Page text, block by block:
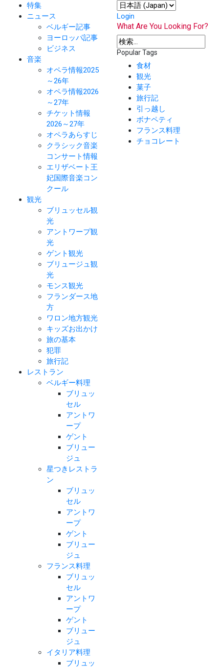
特集
ニュース
ベルギー記事
ヨーロッパ記事
ビジネス
音楽
オペラ情報2025
～26年
オペラ情報2026
～27年
チケット情報
2026～27年
オペラあらすじ
クラシック音楽
コンサート情報
エリザベート王
妃国際音楽コン
クール
観光
ブリュッセル観
光
アントワープ観
光
ゲント観光
ブリュージュ観
光
モンス観光
フランダース地
方
ワロン地方観光
キッズお出かけ
旅の基本
犯罪
旅行記
レストラン
ベルギー料理
ブリュッ
セル
アントワ
ープ
ゲント
ブリュー
ジュ
星つきレストラ
ン
ブリュッ
セル
アントワ
ープ
ゲント
ブリュー
ジュ
フランス料理
ブリュッ
セル
アントワ
ープ
ゲント
ブリュー
ジュ
イタリア料理
ブリュッ
Login
What Are You Looking For?
Popular Tags
食材
観光
菓子
旅行記
引っ越し
ボナペティ
フランス料理
チョコレート